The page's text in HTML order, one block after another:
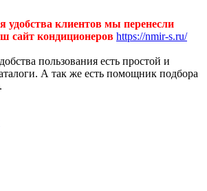
удобства клиентов мы перенесли
сайт кондиционеров https://nmir-s.ru/
пользования есть простой и
А так же есть помощник подбора